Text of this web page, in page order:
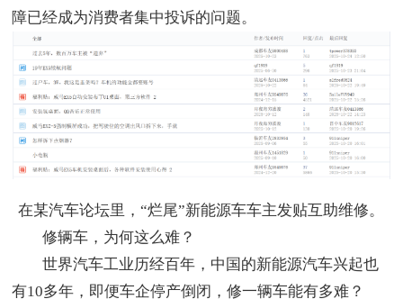
障已经成为消费者集中投诉的问题。
在某汽车论坛里，“烂尾”新能源车车主发贴互助维修。
修辆车，为何这么难？
世界汽车工业历经百年，中国的新能源汽车兴起也
有10多年，即便车企停产倒闭，修一辆车能有多难？